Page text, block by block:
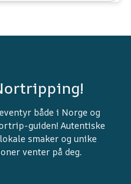
både i Norge og
guiden! Autentiske
smaker og unike
venter på deg.